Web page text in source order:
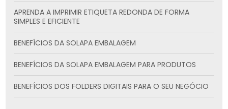
APRENDA A IMPRIMIR ETIQUETA REDONDA DE FORMA
SIMPLES E EFICIENTE
BENEFÍCIOS DA SOLAPA EMBALAGEM
BENEFÍCIOS DA SOLAPA EMBALAGEM PARA PRODUTOS
BENEFÍCIOS DOS FOLDERS DIGITAIS PARA O SEU NEGÓCIO